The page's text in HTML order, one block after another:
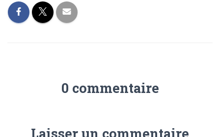
0 commentaire
Laisser un commentaire